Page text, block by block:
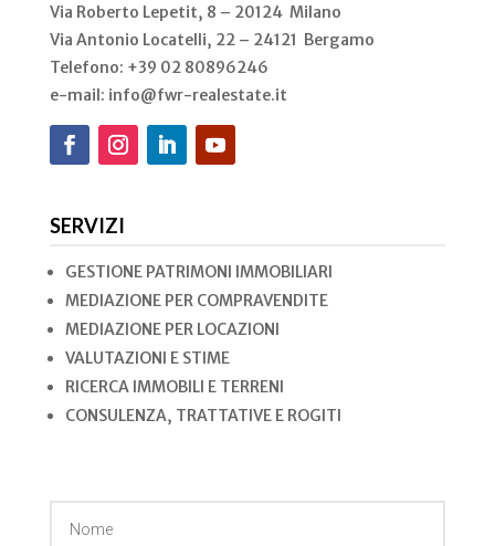
Via Roberto Lepetit, 8 – 20124 Milano
Via Antonio Locatelli, 22 – 24121 Bergamo
Telefono: +39 02 80896246
e-mail: info@fwr-realestate.it
SERVIZI
GESTIONE PATRIMONI IMMOBILIARI
MEDIAZIONE PER COMPRAVENDITE
MEDIAZIONE PER LOCAZIONI
VALUTAZIONI E STIME
RICERCA IMMOBILI E TERRENI
CONSULENZA, TRATTATIVE E ROGITI